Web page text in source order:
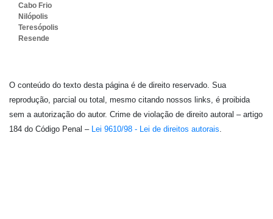
Cabo Frio
Nilópolis
Teresópolis
Resende
O conteúdo do texto desta página é de direito reservado. Sua
reprodução, parcial ou total, mesmo citando nossos links, é proibida
sem a autorização do autor. Crime de violação de direito autoral – artigo
184 do Código Penal – Lei 9610/98 - Lei de direitos autorais.